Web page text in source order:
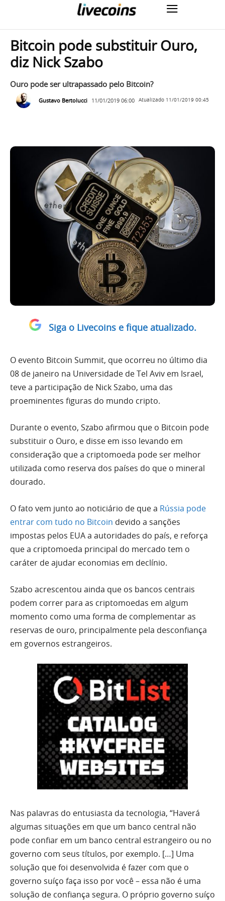
Bitcoin pode substituir Ouro,
diz Nick Szabo
Ouro pode ser ultrapassado pelo Bitcoin?
Gustavo Bertolucci 11/01/2019 06:00 Atualizado 11/01/2019 00:45
Siga o Livecoins e fique atualizado.
O evento Bitcoin Summit, que ocorreu no último dia
08 de janeiro na Universidade de Tel Aviv em Israel,
teve a participação de Nick Szabo, uma das
proeminentes figuras do mundo cripto.
Durante o evento, Szabo afirmou que o Bitcoin pode
substituir o Ouro, e disse em isso levando em
consideração que a criptomoeda pode ser melhor
utilizada como reserva dos países do que o mineral
dourado.
O fato vem junto ao noticiário de que a Rússia pode
entrar com tudo no Bitcoin devido a sanções
impostas pelos EUA a autoridades do país, e reforça
que a criptomoeda principal do mercado tem o
caráter de ajudar economias em declínio.
Szabo acrescentou ainda que os bancos centrais
podem correr para as criptomoedas em algum
momento como uma forma de complementar as
reservas de ouro, principalmente pela desconfiança
em governos estrangeiros.
Nas palavras do entusiasta da tecnologia, “Haverá
algumas situações em que um banco central não
pode confiar em um banco central estrangeiro ou no
governo com seus títulos, por exemplo. […] Uma
solução que foi desenvolvida é fazer com que o
governo suíço faça isso por você – essa não é uma
solução de confiança segura. O próprio governo suíço